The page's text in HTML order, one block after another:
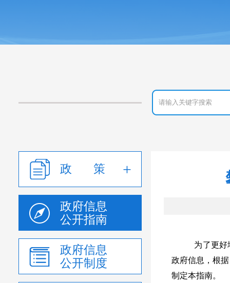
政 策
政府信息
公开指南
政府信息
公开制度
为了更好
政府信息，根
制定本指南。